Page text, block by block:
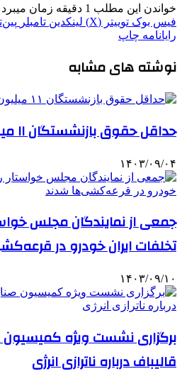
خواندن این مطلب 1 دقیقه زمان میبرد
فیس بوک توییتر (X) لینکدین ‫تامبلر
رایانامه چاپ
نوشته های مشابه
حداقل حقوق بازنشستگان ۱۱ میلیون ۷۰۰ هزار تومان شد
۱۴۰۳/۰۹/۰۴
جمعی از نمایندگان مجلس
تخلفات ایران خودرو در
۱۴۰۳/۰۹/۱۰
برگزاری نشست ویژه
قالیباف درباره ناترازی انرژی